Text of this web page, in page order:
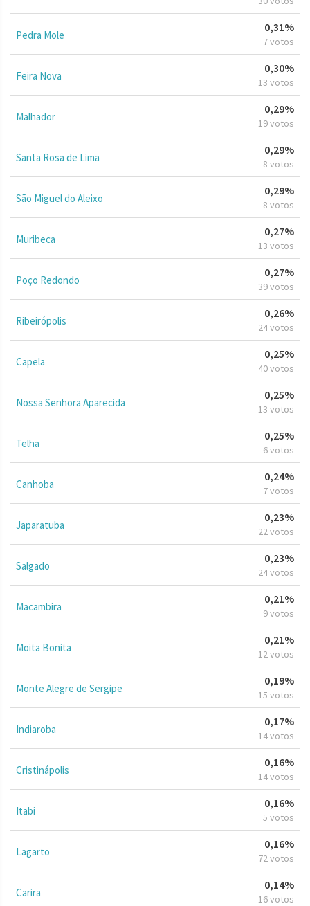
Pedra Mole
0,31%
7 votos
Feira Nova
0,30%
13 votos
Malhador
0,29%
19 votos
Santa Rosa de Lima
0,29%
8 votos
São Miguel do Aleixo
0,29%
8 votos
Muribeca
0,27%
13 votos
Poço Redondo
0,27%
39 votos
Ribeirópolis
0,26%
24 votos
Capela
0,25%
40 votos
Nossa Senhora Aparecida
0,25%
13 votos
Telha
0,25%
6 votos
Canhoba
0,24%
7 votos
Japaratuba
0,23%
22 votos
Salgado
0,23%
24 votos
Macambira
0,21%
9 votos
Moita Bonita
0,21%
12 votos
Monte Alegre de Sergipe
0,19%
15 votos
Indiaroba
0,17%
14 votos
Cristinápolis
0,16%
14 votos
Itabi
0,16%
5 votos
Lagarto
0,16%
72 votos
Carira
0,14%
16 votos